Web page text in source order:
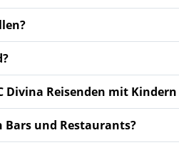
Divina Reisenden mit
Bars und Restaurants?